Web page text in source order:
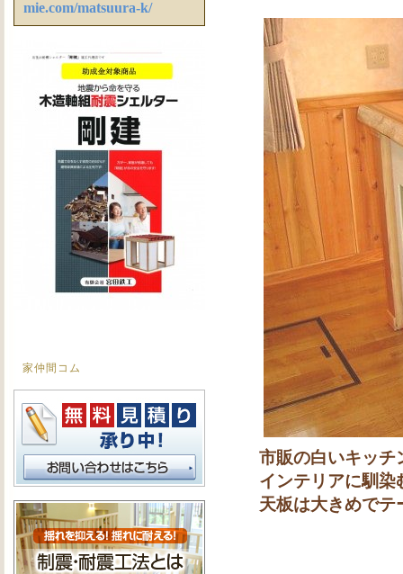
市販の白いキッチ
インテリアに馴染
天板は大きめでテ
mie.com/matsuura-k/
家仲間コム